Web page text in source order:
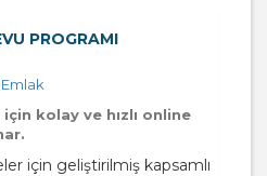
PROGRAMI
kolay ve hızlı online
için geliştirilmiş kapsamlı